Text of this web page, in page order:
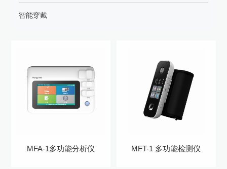
智能穿戴
MFA-1多功能分析仪 MFT-1 多功能检测仪